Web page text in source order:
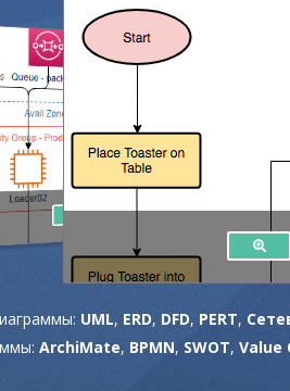
UML, ERD, DFD, PERT,
ArchiMate, BPMN, SWOT, Value